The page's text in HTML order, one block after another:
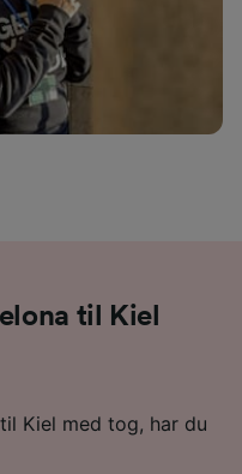
til Kiel
Kiel med tog, har du